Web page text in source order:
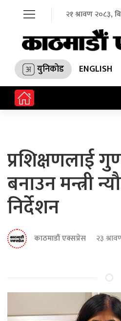
२१ श्रावण २०८३,
युनिकोड ENGLISH
प्रशिक्षणलाई
बनाउन मन्त्री
निर्देशन
काठमाडौं एक्सप्रेस २३